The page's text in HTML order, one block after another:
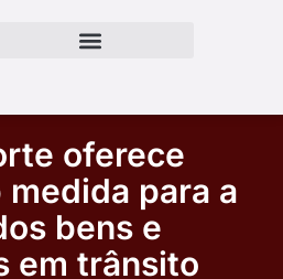
oferece
para a
bens e
em trânsito